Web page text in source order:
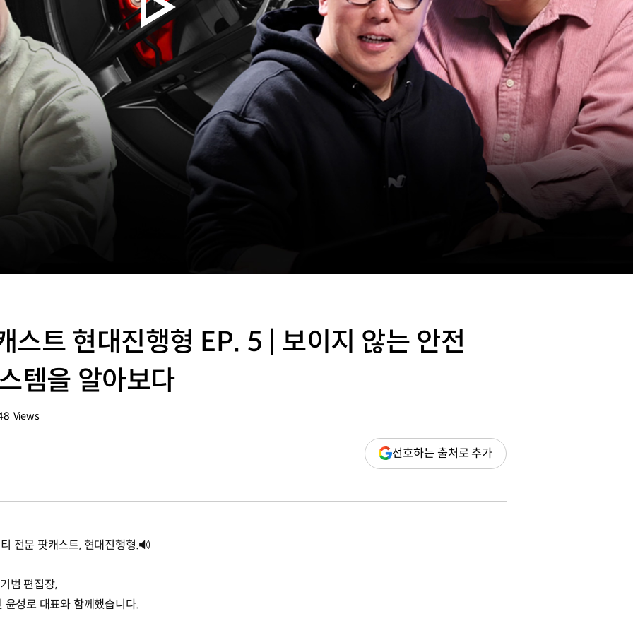
스트 현대진행형 EP. 5 | 보이지 않는 안전
템을 알아보다
Views
선호하는 출처로 추가(새
창
전문 팟캐스트, 현대진행형.🔊
범 편집장‬,
윤성로 대표와 함께했습니다.